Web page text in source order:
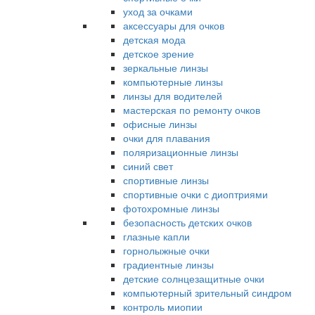
уход за очками
аксессуары для очков
детская мода
детское зрение
зеркальные линзы
компьютерные линзы
линзы для водителей
мастерская по ремонту очков
офисные линзы
очки для плавания
поляризационные линзы
синий свет
спортивные линзы
спортивные очки с диоптриями
фотохромные линзы
безопасность детских очков
глазные капли
горнолыжные очки
градиентные линзы
детские солнцезащитные очки
компьютерный зрительный синдром
контроль миопии